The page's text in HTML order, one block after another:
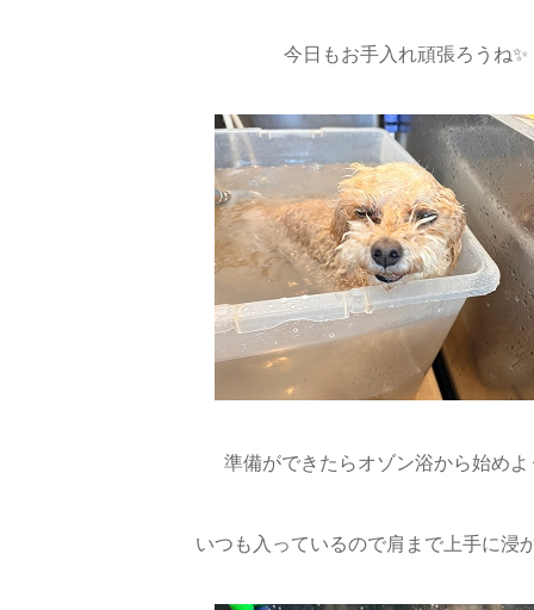
今日もお手入れ頑張ろうね✨
準備ができたらオゾン浴から始め
いつも入っているので肩まで上手に浸